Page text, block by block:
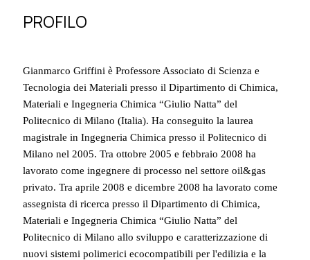
PROFILO
Gianmarco Griffini è Professore Associato di Scienza e
Tecnologia dei Materiali presso il Dipartimento di Chimica,
Materiali e Ingegneria Chimica “Giulio Natta” del
Politecnico di Milano (Italia). Ha conseguito la laurea
magistrale in Ingegneria Chimica presso il Politecnico di
Milano nel 2005. Tra ottobre 2005 e febbraio 2008 ha
lavorato come ingegnere di processo nel settore oil&gas
privato. Tra aprile 2008 e dicembre 2008 ha lavorato come
assegnista di ricerca presso il Dipartimento di Chimica,
Materiali e Ingegneria Chimica “Giulio Natta” del
Politecnico di Milano allo sviluppo e caratterizzazione di
nuovi sistemi polimerici ecocompatibili per l'edilizia e la